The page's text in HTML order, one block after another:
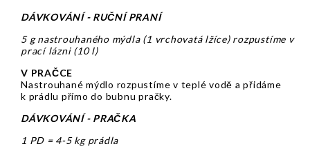
DÁVKOVÁNÍ - RUČNÍ PRANÍ
5 g nastrouhaného mýdla (1 vrchovatá lžíce) rozpustíme v
prací lázni (10 l)
V PRAČCE
Nastrouhané mýdlo rozpustíme v teplé vodě a přidáme
k prádlu přímo do bubnu pračky.
DÁVKOVÁNÍ - PRAČKA
1 PD = 4-5 kg prádla